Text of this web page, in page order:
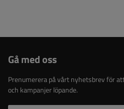
Gå med oss
Prenumerera på vårt nyhetsbrev för
och kampanjer löpande.